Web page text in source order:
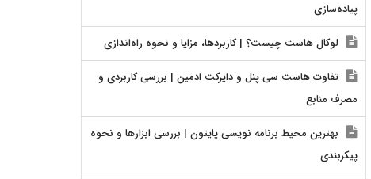
پیاده‌سازی
لوکال هاست چیست؟ | کاربردها، مزایا و نحوه راه‌اندازی
تفاوت هاست سی پنل و دایرکت ادمین | بررسی کاربردی و
مصرف منابع
بهترین محیط برنامه نویسی پایتون | بررسی ابزارها و نحوه
پیکربندی